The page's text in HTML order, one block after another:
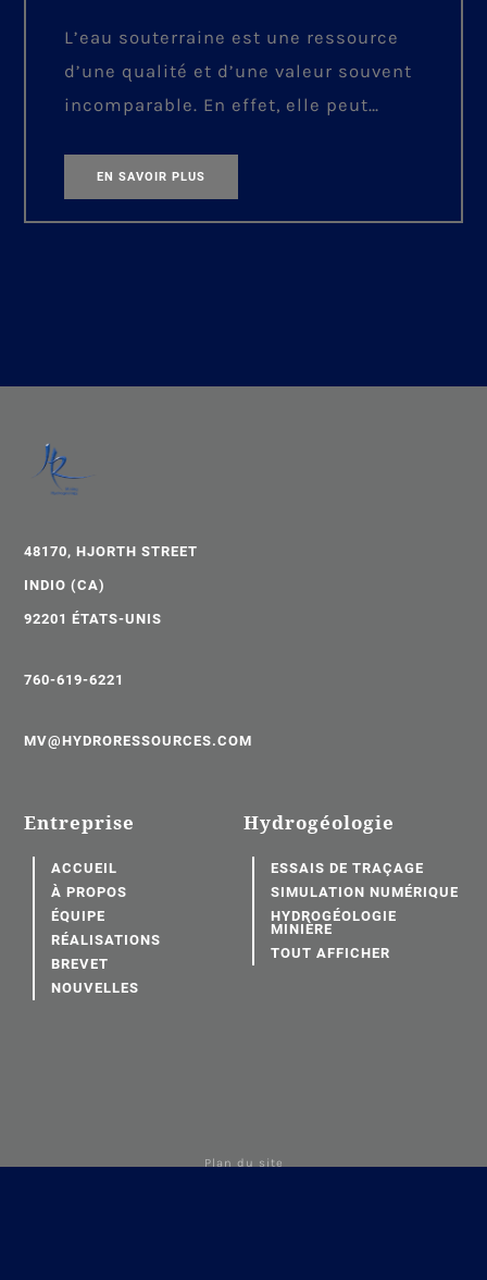
L’eau souterraine est une ressource
d’une qualité et d’une valeur souvent
incomparable. En effet, elle peut
nécessiter de traitement. Par
conséquent, les frais
EN SAVOIR PLUS
48170, HJORTH STREET
INDIO (CA)
92201 ÉTATS-UNIS
760-619-6221
MV@HYDRORESSOURCES.COM
Entreprise
ACCUEIL
À PROPOS
ÉQUIPE
RÉALISATIONS
BREVET
NOUVELLES
Hydrogéologie
ESSAIS DE TRAÇAGE
SIMULATION NUMÉRIQUE
HYDROGÉOLOGIE
MINIÈRE
TOUT AFFICHER
Plan du site